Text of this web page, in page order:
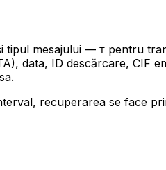
tipul mesajului — T pentru
data, ID descărcare, CIF
recuperarea se face